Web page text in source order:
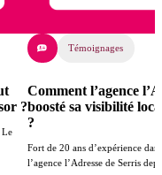
?
Le
Témoignages
Comment l’agence
boosté sa visibilité
?
Fort de 20 ans d’expérience
l’agence l’Adresse de Serris